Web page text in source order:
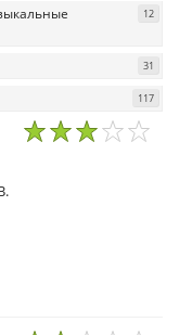
12
31
117